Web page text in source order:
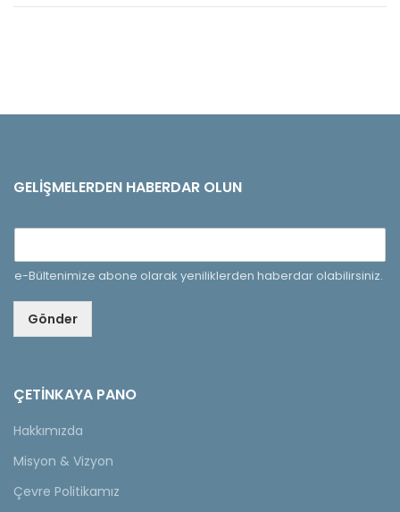
GELIŞMELERDEN HABERDAR OLUN
e-Bültenimize abone olarak yeniliklerden haberdar olabilirsiniz.
Gönder
ÇETINKAYA PANO
Hakkımızda
Misyon & Vizyon
Çevre Politikamız